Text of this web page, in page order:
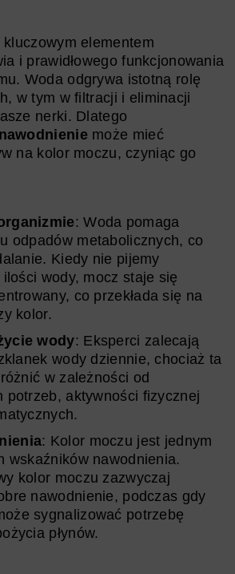
elementem
i prawidłowego funkcjonowania
Woda odgrywa istotną rolę
w tym w filtracji i eliminacji
nerki. Dlatego
może mieć
na kolor moczu, czyniąc go
: Woda pomaga
odpadów metabolicznych, co
Kiedy nie pijemy
wody, mocz staje się
co przekłada się na
kolor.
wody: Eksperci zalecają
wody dziennie, chociaż ta
w zależności od
potrzeb, aktywności fizycznej
: Kolor moczu jest jednym
wskaźników nawodnienia.
kolor moczu zazwyczaj
nawodnienie, podczas gdy
sygnalizować potrzebę
płynów.